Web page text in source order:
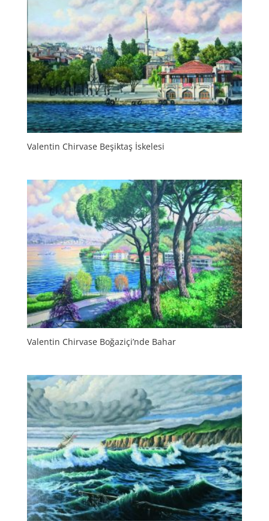
Valentin Chirvase Beşiktaş İskelesi
Valentin Chirvase Boğaziçi’nde Bahar